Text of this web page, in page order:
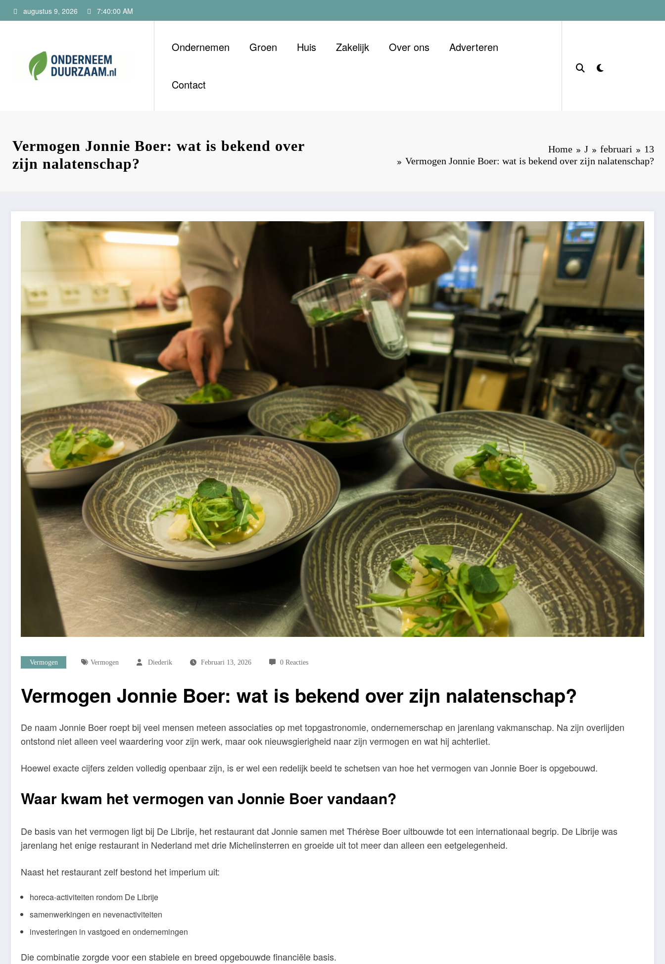
naar
augustus 9, 2026 7:40:02 AM
Onderneem Duurzaam
Ondernemen Groen Huis Zakelijk Over ons Adverteren
Contact
Vermogen Jonnie Boer: wat is bekend over
zijn nalatenschap?
Home J februari
13
Vermogen Jonnie Boer: wat is bekend over zijn nalatenschap?
Vermogen Vermogen Diederik Februari 13, 2026 0 Reacties
Vermogen Jonnie Boer: wat is bekend over zijn nalatenschap?
De naam Jonnie Boer roept bij veel mensen meteen associaties op met topgastronomie, ondernemerschap en jarenlang vakmanschap. Na zijn overlijden
ontstond niet alleen veel waardering voor zijn werk, maar ook nieuwsgierigheid naar zijn vermogen en wat hij achterliet.
Hoewel exacte cijfers zelden volledig openbaar zijn, is er wel een redelijk beeld te schetsen van hoe het vermogen van Jonnie Boer is opgebouwd.
Waar kwam het vermogen van Jonnie Boer vandaan?
De basis van het vermogen ligt bij De Librije, het restaurant dat Jonnie samen met Thérèse Boer uitbouwde tot een internationaal begrip. De Librije was
jarenlang het enige restaurant in Nederland met drie Michelinsterren en groeide uit tot meer dan alleen een eetgelegenheid.
Naast het restaurant zelf bestond het imperium uit:
horeca-activiteiten rondom De Librije
samenwerkingen en nevenactiviteiten
investeringen in vastgoed en ondernemingen
Die combinatie zorgde voor een stabiele en breed opgebouwde financiële basis.